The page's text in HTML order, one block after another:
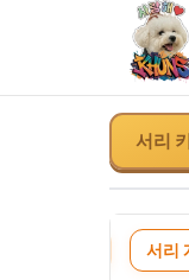
서리
서리